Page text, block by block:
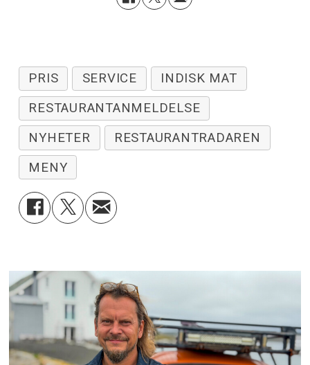
PRIS SERVICE
INDISK MAT
RESTAURANTANMELDELSE
NYHETER
RESTAURANTRADAREN
MENY